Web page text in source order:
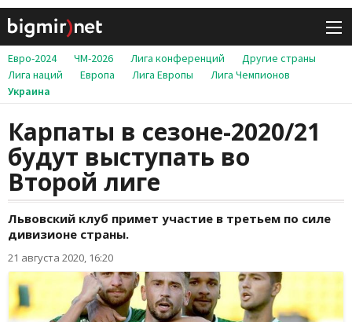
Евро-2024 ЧМ-2026 Лига конференций
Другие страны
Лига наций
Европа Лига Европы
Лига Чемпионов
Украина
Карпаты в сезоне-2020/21
будут выступать во
Второй лиге
Львовский клуб примет участие в третьем по силе
дивизионе страны.
21 августа 2020, 16:20